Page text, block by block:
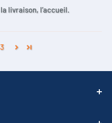
livraison, l’accueil.
3